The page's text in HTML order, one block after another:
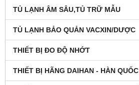
TỦ LẠNH ÂM SÂU,TỦ TRỮ MẪU
TỦ LẠNH BẢO QUẢN VACXIN/DƯỢC
THIẾT BỊ ĐO ĐỘ NHỚT
THIẾT BỊ HÃNG DAIHAN - HÀN QUỐC